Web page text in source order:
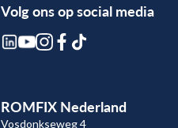
Volg ons op social media
ROMFIX Nederland
Vosdonkseweg 4